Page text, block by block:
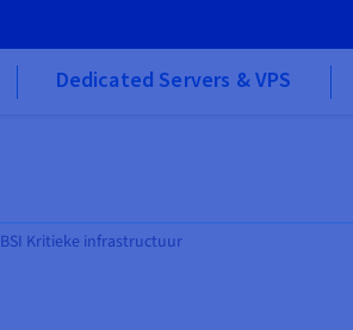
Dedicated Servers & VPS
BSI Kritieke infrastructuur